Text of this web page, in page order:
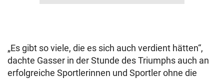
„Es gibt so viele, die es sich auch verdient hätten“,
dachte Gasser in der Stunde des Triumphs auch an
erfolgreiche Sportlerinnen und Sportler ohne die